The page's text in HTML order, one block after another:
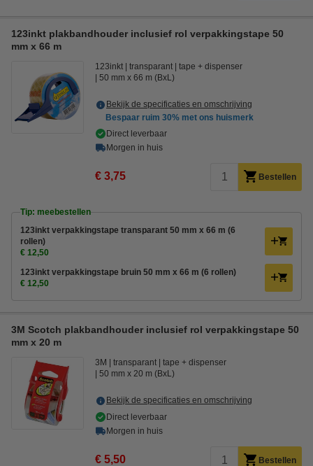
123inkt plakbandhouder inclusief rol verpakkingstape 50
mm x 66 m
123inkt transparant
tape + dispenser
50 mm x 66 m (BxL)
Bekijk de specificaties en omschrijving
Bespaar ruim 30% met ons huismerk
Direct leverbaar
Morgen in huis
€ 3,75 Bestellen
Tip: meebestellen
123inkt verpakkingstape transparant 50 mm x 66 m (6
rollen)
€ 12,50
123inkt verpakkingstape bruin 50 mm x 66 m (6 rollen)
€ 12,50
3M Scotch plakbandhouder inclusief rol verpakkingstape 50
mm x 20 m
3M transparant
tape + dispenser
50 mm x 20 m (BxL)
Bekijk de specificaties en omschrijving
Direct leverbaar
Morgen in huis
€ 5,50 Bestellen